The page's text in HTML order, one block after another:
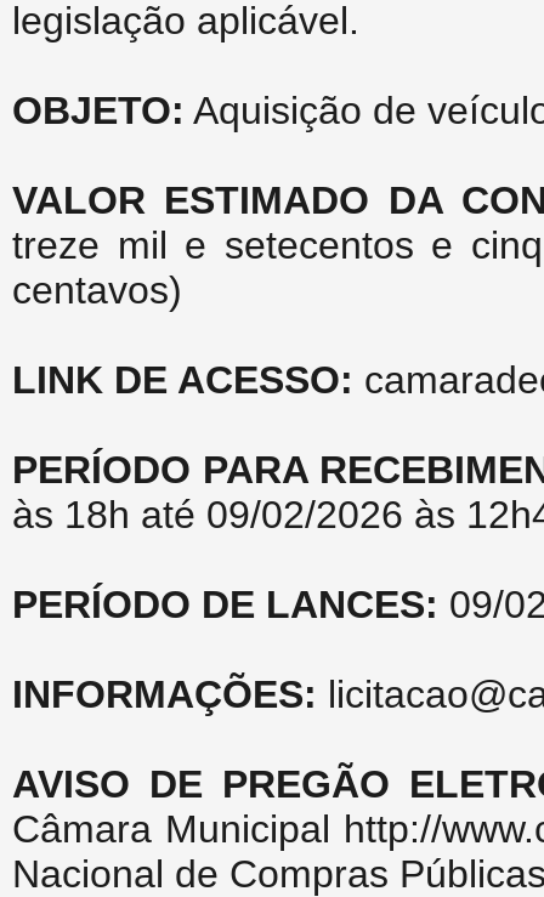
legislação aplicável.
OBJETO: Aquisição de
VALOR ESTIMADO DA
treze mil e setecentos e
centavos)
LINK DE ACESSO:
PERÍODO PARA
às 18h até 09/02/2026 às
PERÍODO DE LANCES: 09/
INFORMAÇÕES:
AVISO DE PREGÃO
Câmara Municipal http://
Nacional de Compras